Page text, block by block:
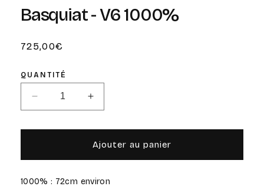
Basquiat - V6 1000%
Prix
725,00€
QUANTITÉ
Réduire
la
Jean-
Michel
Basquiat
Augmenter
la
de
Bearbrick
Jean-
Michel
Basquiat
Ajouter au panier
1000% : 72cm environ